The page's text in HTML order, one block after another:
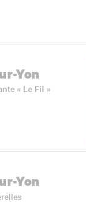
Yon
« Le Fil »
Yon